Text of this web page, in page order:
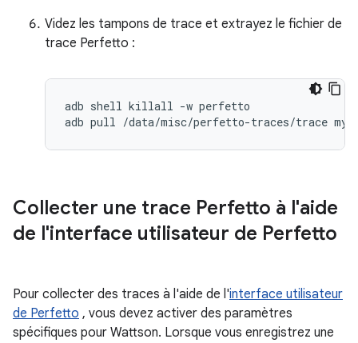
Videz les tampons de trace et extrayez le fichier de
trace Perfetto :
adb shell killall -w perfetto
adb pull /data/misc/perfetto-traces/trace
Collecter une trace Perfetto à l'aide
de l'interface utilisateur de Perfetto
Pour collecter des traces à l'aide de l'interface utilisateur
de Perfetto , vous devez activer des paramètres
spécifiques pour Wattson. Lorsque vous enregistrez une